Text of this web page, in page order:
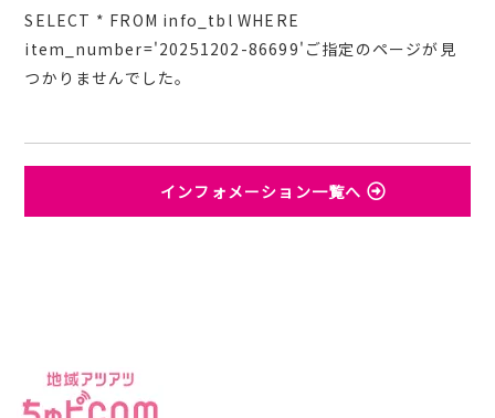
SELECT * FROM info_tbl WHERE
item_number='20251202-86699'ご指定のページが見
つかりませんでした。
インフォメーション一覧へ